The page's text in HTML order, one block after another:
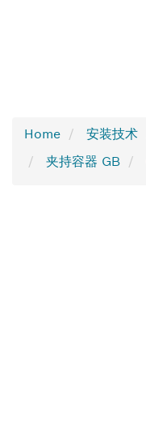
Home 安装技术
夹持容器 GB